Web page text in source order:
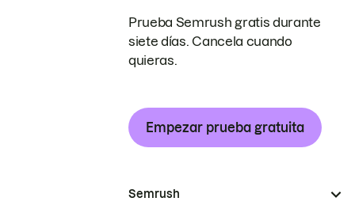
Prueba Semrush gratis durante
siete días. Cancela cuando
quieras.
Empezar prueba gratuita
Semrush